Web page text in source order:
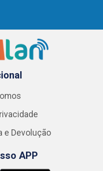
e Devolução
APP